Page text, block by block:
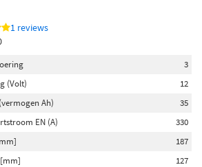
1 reviews
3
(Volt)
12
Ah)
35
EN (A)
330
187
127